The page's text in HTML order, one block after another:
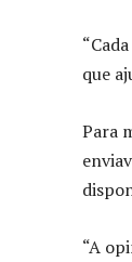
que
Para
“A